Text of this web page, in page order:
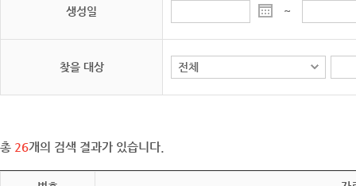
생성일 ~
찾을 대상
총 26개의 검색 결과가 있습니다.